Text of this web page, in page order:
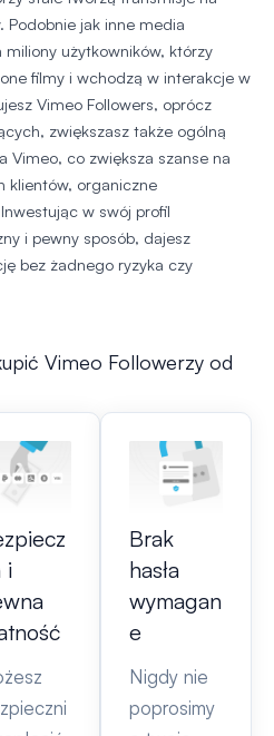
Podobnie jak inne media
miliony użytkowników, którzy
filmy i wchodzą w interakcje w
Vimeo Followers, oprócz
zwiększasz także ogólną
Vimeo, co zwiększa szanse na
klientów, organiczne
w swój profil
i pewny sposób, dajesz
bez żadnego ryzyka czy
Vimeo Followerzy od
i
Brak
hasła
wymagan
e
Nigdy nie
poprosimy